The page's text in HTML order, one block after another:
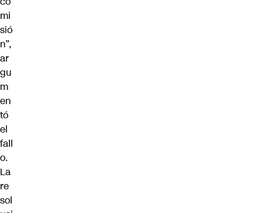
mi
sió
n”,
ar
gu
m
en
tó
el
fall
o.
La
re
sol